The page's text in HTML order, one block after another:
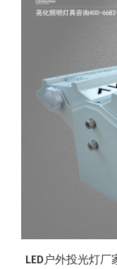
LED户外投光灯